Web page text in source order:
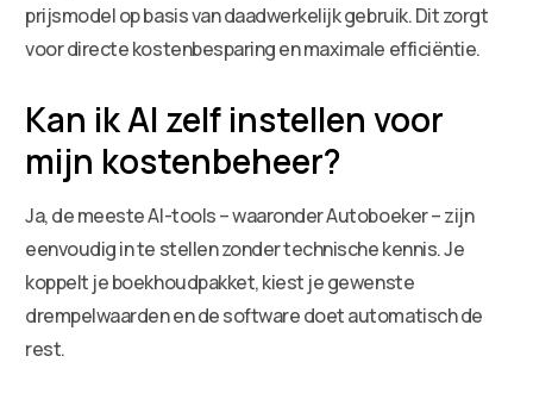
prijsmodel op basis van daadwerkelijk gebruik. Dit zorgt
voor directe kostenbesparing en maximale efficiëntie.
Kan ik AI zelf instellen voor
mijn kostenbeheer?
Ja, de meeste AI-tools – waaronder Autoboeker – zijn
eenvoudig in te stellen zonder technische kennis. Je
koppelt je boekhoudpakket, kiest je gewenste
drempelwaarden en de software doet automatisch de
rest.